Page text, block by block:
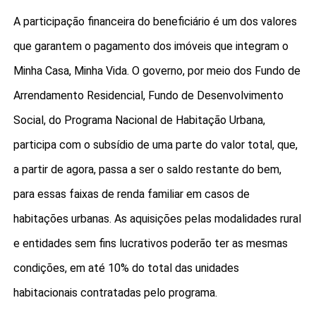
A participação financeira do beneficiário é um dos valores
que garantem o pagamento dos imóveis que integram o
Minha Casa, Minha Vida. O governo, por meio dos Fundo de
Arrendamento Residencial, Fundo de Desenvolvimento
Social, do Programa Nacional de Habitação Urbana,
participa com o subsídio de uma parte do valor total, que,
a partir de agora, passa a ser o saldo restante do bem,
para essas faixas de renda familiar em casos de
habitações urbanas. As aquisições pelas modalidades rural
e entidades sem fins lucrativos poderão ter as mesmas
condições, em até 10% do total das unidades
habitacionais contratadas pelo programa.